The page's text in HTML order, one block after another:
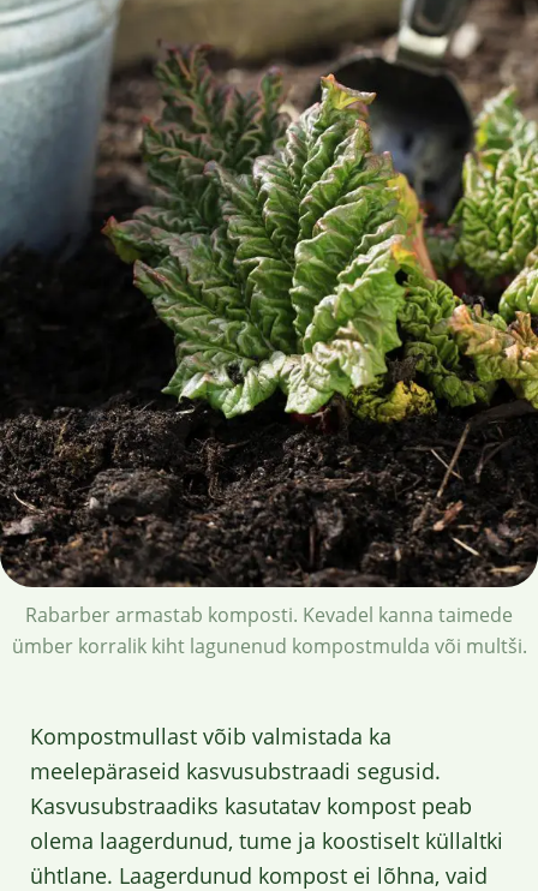
Rabarber armastab komposti. Kevadel kanna taimede
ümber korralik kiht lagunenud kompostmulda või multši.
Kompostmullast võib valmistada ka
meelepäraseid kasvusubstraadi segusid.
Kasvusubstraadiks kasutatav kompost peab
olema laagerdunud, tume ja koostiselt küllaltki
ühtlane. Laagerdunud kompost ei lõhna, vaid